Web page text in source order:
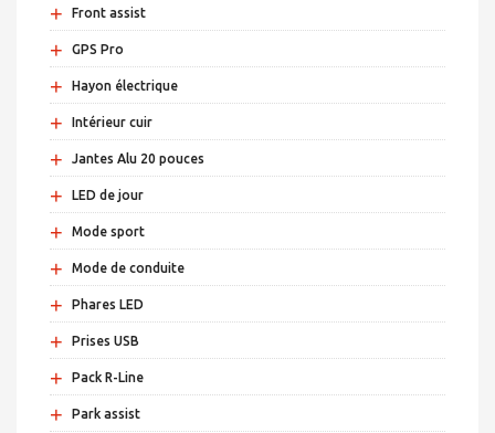
+ Front assist
+ GPS Pro
+ Hayon électrique
+ Intérieur cuir
+ Jantes Alu 20 pouces
+ LED de jour
+ Mode sport
+ Mode de conduite
+ Phares LED
+ Prises USB
+ Pack R-Line
+ Park assist